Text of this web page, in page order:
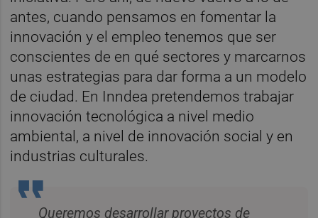
antes, cuando pensamos en fomentar la
innovación y el empleo tenemos que ser
conscientes de en qué sectores y marcarnos
unas estrategias para dar forma a un modelo
de ciudad. En Inndea pretendemos trabajar
innovación tecnológica a nivel medio
ambiental, a nivel de innovación social y en
industrias culturales.
Queremos desarrollar proyectos de